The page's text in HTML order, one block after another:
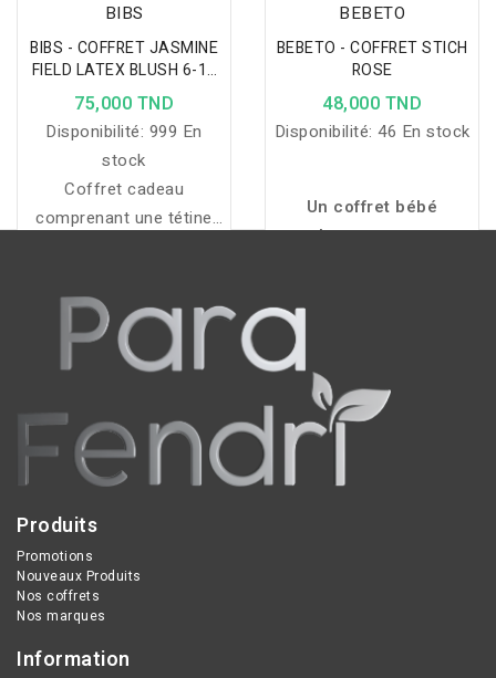
BIBS
BIBS - COFFRET JASMINE
FIELD LATEX BLUSH 6-18
MOIS
75,000 TND
Disponibilité: 999 En
stock
Coffret cadeau
comprenant une tétine
pour garder la tétine
propre, sécurisée et
toujours à portée de
BEBETO
BEBETO - COFFRET STICH
ROSE
48,000 TND
Disponibilité: 46 En stock
Un coffret bébé
complet comprenant un
de senteur 250 ml et
une peluche Stich rose
offerte pour allier soin,
douceur et plaisir.
Produits
Promotions
Nouveaux Produits
Nos coffrets
Nos marques
Information